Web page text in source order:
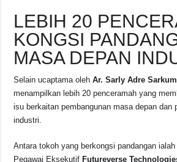
LEBIH 20
KONGSI
MASA DEPAN
Selain ucaptama olehAr. Sarly Adre Sarkum
menampilkan lebih 20 penceramah yang
isu berkaitan pembangunan masa depan dan
industri.
Antara tokoh yang berkongsi pandangan ialah
Pegawai EksekutifFutureverse